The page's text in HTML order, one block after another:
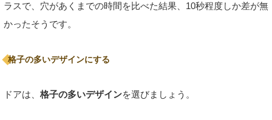
ラスで、穴があくまでの時間を比べた結果、10秒程度しか差が無
かったそうです。
格子の多いデザインにする
ドアは、 格子の多いデザインを選びましょう。